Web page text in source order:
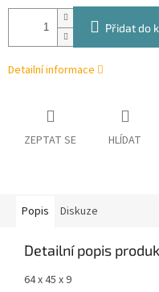
Přidat do
Detailní informace
ZEPTAT SE HLÍDAT
Popis Diskuze
Detailní popis
64 x 45 x 9